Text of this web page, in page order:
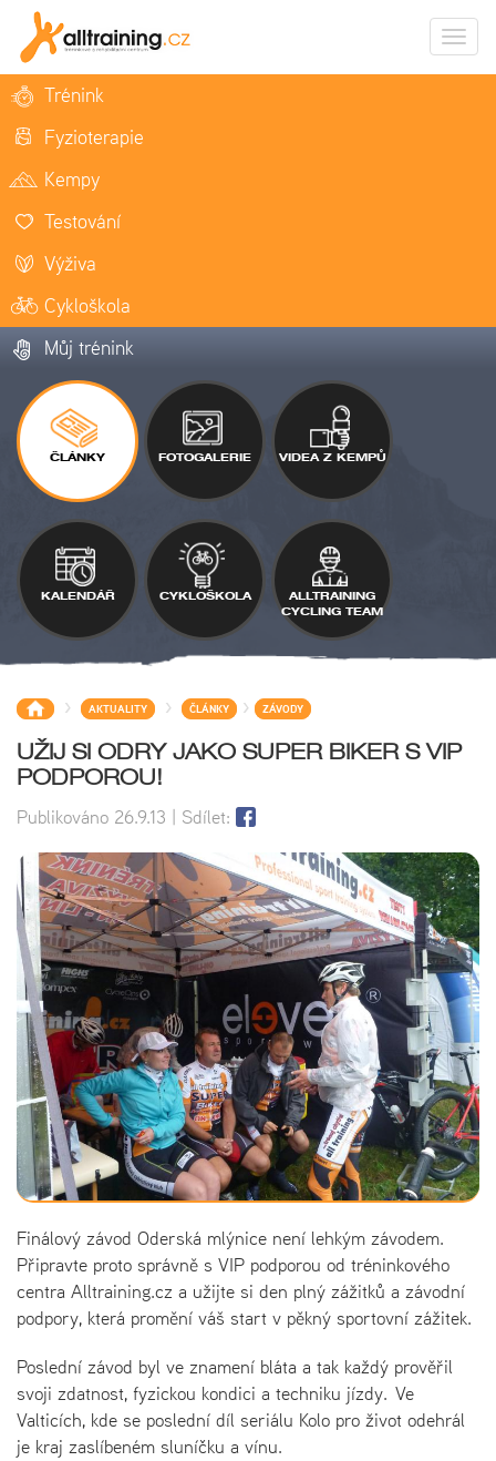
Trénink
Fyzioterapie
Kempy
Testování
Výživa
Cykloškola
Můj trénink
ČLÁNKY FOTOGALERIE VIDEA Z KEMPŮ
KALENDÁŘ CYKLOŠKOLA
ALLTRAINING
CYCLING TEAM
> AKTUALITY > ČLÁNKY > ZÁVODY
UŽIJ SI ODRY JAKO SUPER BIKER S VIP
PODPOROU!
Publikováno 26.9.13 | Sdílet:
Finálový závod Oderská mlýnice není lehkým závodem.
Připravte proto správně s VIP podporou od tréninkového
centra Alltraining.cz a užijte si den plný zážitků a závodní
podpory, která promění váš start v pěkný sportovní zážitek.
Poslední závod byl ve znamení bláta a tak každý prověřil
svoji zdatnost, fyzickou kondici a techniku jízdy. Ve
Valticích, kde se poslední díl seriálu Kolo pro život odehrál
je kraj zaslíbeném sluníčku a vínu.